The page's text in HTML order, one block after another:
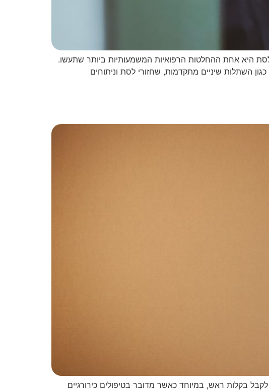
פה ולסת היא אחת ההחלטות הרפואיות המשמעותיות ביותר שתעשו.
השתלות שיניים מתקדמות, שחזורי לסת וניתוחים
שיש לקבל בקלות ראש, במיוחד כאשר מדובר בטיפולים כירורגיים